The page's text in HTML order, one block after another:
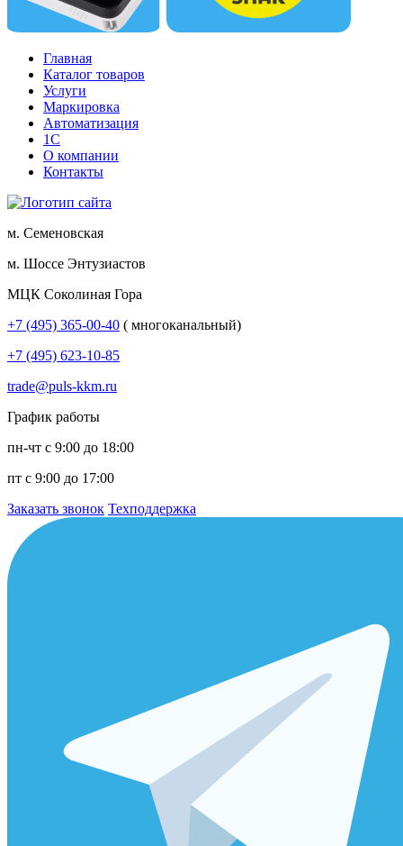
Главная
Каталог товаров
Услуги
Маркировка
Автоматизация
1С
О компании
Контакты
м. Семеновская
м. Шоссе Энтузиастов
МЦК Соколиная Гора
+7 (495) 365-00-40 ( многоканальный)
+7 (495) 623-10-85
trade@puls-kkm.ru
График работы
пн-чт с 9:00 до 18:00
пт с 9:00 до 17:00
Заказать звонок Техподдержка